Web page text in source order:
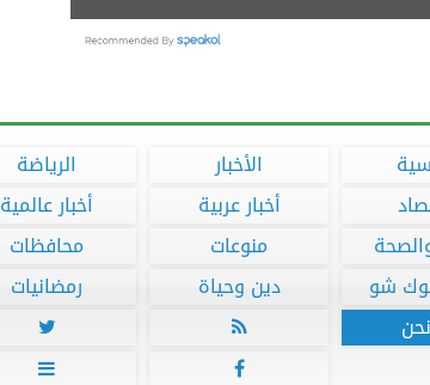
الأخبار الرياضة
أخبار عربية أخبار عالمية
منوعات محافظات
شو
دين وحياة رمضانيات



